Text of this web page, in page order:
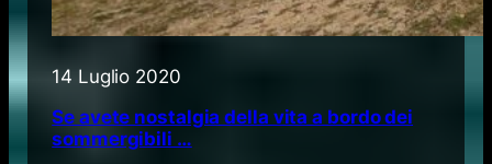
14 Luglio 2020
Se avete nostalgia della vita a bordo dei
sommergibili …